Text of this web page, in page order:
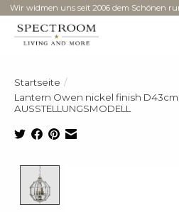
Wir widmen uns seit 2006 dem Schönen
Startseite /
Lantern Owen nickel finish D43cm
AUSSTELLUNGSMODELL
Product image